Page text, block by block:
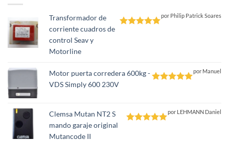
Transformador de
corriente cuadros de
control Seav y
Motorline
por Philip Patrick Soares
Motor puerta corredera 600kg -
VDS Simply 600 230V
por Manuel
Clemsa Mutan NT2 S
mando garaje original
Mutancode II
por LEHMANN Daniel